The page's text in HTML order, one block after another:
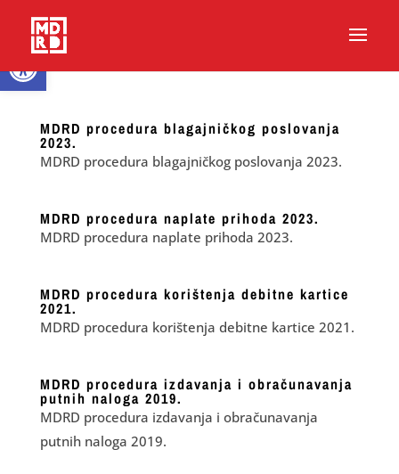
Open toolbar
MDRD procedura blagajničkog poslovanja
2023.
MDRD procedura blagajničkog poslovanja 2023.
MDRD procedura naplate prihoda 2023.
MDRD procedura naplate prihoda 2023.
MDRD procedura korištenja debitne kartice
2021.
MDRD procedura korištenja debitne kartice 2021.
MDRD procedura izdavanja i obračunavanja
putnih naloga 2019.
MDRD procedura izdavanja i obračunavanja
putnih naloga 2019.